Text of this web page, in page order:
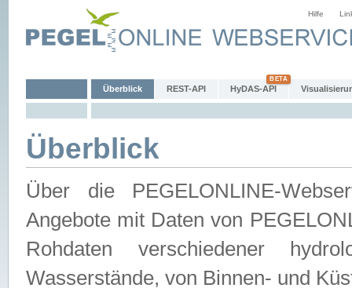
Hilfe
Überblick REST-API HyDAS-API
Überblick
Über die PEGELONLINE-
Angebote mit Daten von
Rohdaten verschiedener
Wasserstände, von Binnen- und